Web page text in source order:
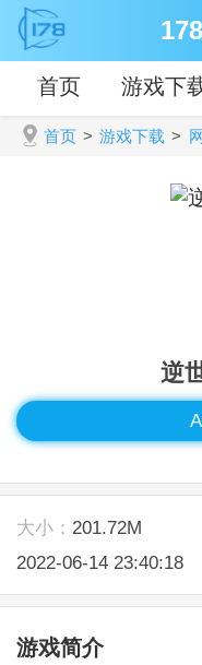
首页 游戏下
首页 > 游戏下载 >
逆
大小： 201.72M
2022-06-14 23:40:18
游戏简介